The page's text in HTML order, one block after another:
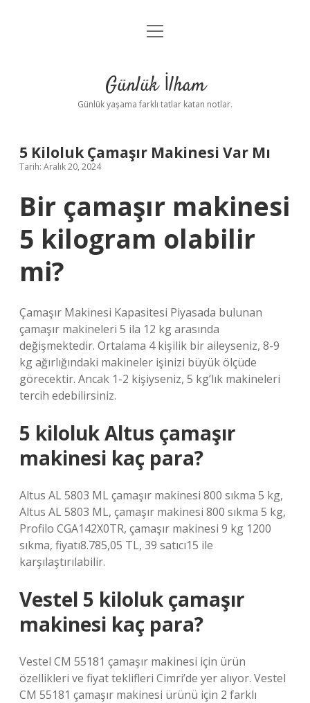
Anasayfa
Yasal Uyarı
menüyü
Günlük İlham
Günlük yaşama farklı tatlar katan notlar.
5 Kiloluk Çamaşır Makinesi Var Mı
Tarih: Aralık 20, 2024
Bir çamaşır makinesi
5 kilogram olabilir
mi?
Çamaşır Makinesi Kapasitesi Piyasada bulunan
çamaşır makineleri 5 ila 12 kg arasında
değişmektedir. Ortalama 4 kişilik bir aileyseniz, 8-9
kg ağırlığındaki makineler işinizi büyük ölçüde
görecektir. Ancak 1-2 kişiyseniz, 5 kg’lık makineleri
tercih edebilirsiniz.
5 kiloluk Altus çamaşır
makinesi kaç para?
Altus AL 5803 ML çamaşır makinesi 800 sıkma 5 kg,
Altus AL 5803 ML, çamaşır makinesi 800 sıkma 5 kg,
Profilo CGA142X0TR, çamaşır makinesi 9 kg 1200
sıkma, fiyatı8.785,05 TL, 39 satıcı15 ile
karşılaştırılabilir.
Vestel 5 kiloluk çamaşır
makinesi kaç para?
Vestel CM 55181 çamaşır makinesi için ürün
özellikleri ve fiyat teklifleri Cimri’de yer alıyor. Vestel
CM 55181 çamaşır makinesi ürünü için 2 farklı